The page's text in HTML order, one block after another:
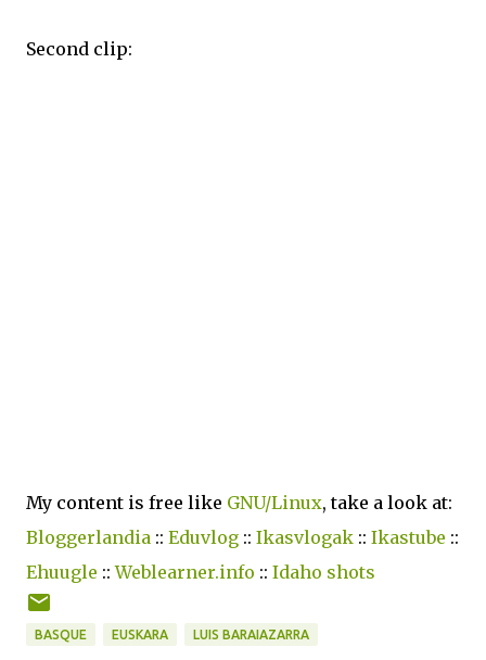
Second clip:
My content is free like GNU/Linux, take a look at:
Bloggerlandia :: Eduvlog :: Ikasvlogak :: Ikastube ::
Ehuugle ::Weblearner.info :: Idaho shots
BASQUE EUSKARA LUIS BARAIAZARRA